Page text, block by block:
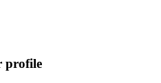
profile